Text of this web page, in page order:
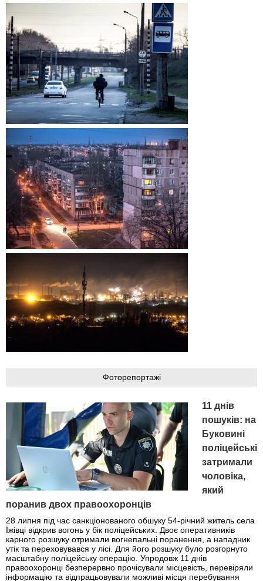
Фоторепортажі
11 днів
пошуків: на
Буковині
поліцейські
затримали
чоловіка,
який
поранив двох правоохоронців
28 липня під час санкціонованого обшуку 54-річний житель села
Їжівці відкрив вогонь у бік поліцейських. Двоє оперативників
карного розшуку отримали вогнепальні поранення, а нападник
утік та переховувався у лісі. Для його розшуку було розгорнуто
масштабну поліцейську операцію. Упродовж 11 днів
правоохоронці безперервно прочісували місцевість, перевіряли
інформацію та відпрацьовували можливі місця перебування